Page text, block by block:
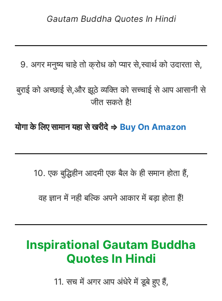
Gautam Buddha Quotes In Hindi
9. अगर मनुष्य चाहे तो क्रोध को प्यार से,स्वार्थ को उदारता से,
बुराई को अच्छाई से,और झूठे व्यक्ति को सच्चाई से आप आसानी से
जीत सकते है!
योगा के लिए सामान यहा से खरीदे ⇒ Buy On Amazon
10. एक बुद्धिहीन आदमी एक बैल के ही समान होता हैं,
वह ज्ञान में नही बल्कि अपने आकार में बड़ा होता हैं!
Inspirational Gautam Buddha
Quotes In Hindi
11. सच में अगर आप अंधेरे में डूबे हुए हैं,